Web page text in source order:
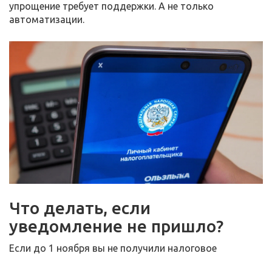
упрощение требует поддержки. А не только
автоматизации.
Что делать, если
уведомление не пришло?
Если до 1 ноября вы не получили налоговое